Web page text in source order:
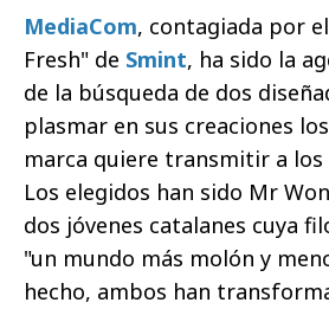
MediaCom, contagiada por
Fresh" de Smint, ha sido la
de la búsqueda de dos
plasmar en sus creaciones
marca quiere transmitir a los
Los elegidos han sido Mr
dos jóvenes catalanes cuya
"un mundo más molón y
hecho, ambos han